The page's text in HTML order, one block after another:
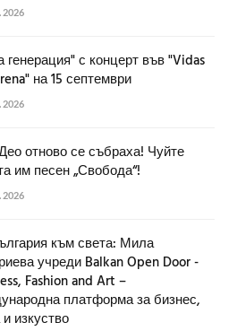
2026
генерация" с концерт във "Vidas
на 15 септември
2026
отново се събраха! Чуйте
им песен „Свобода“!
2026
към света: Мила
учреди Balkan Open Door -
Fashion and Art –
платформа за бизнес,
изкуство